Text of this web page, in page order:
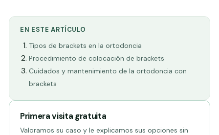
EN ESTE ARTÍCULO
Tipos de brackets en la ortodoncia
Procedimiento de colocación de brackets
Cuidados y mantenimiento de la ortodoncia con
brackets
Primera visita gratuita
Valoramos su caso y le explicamos sus opciones sin